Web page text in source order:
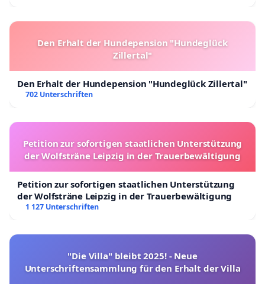
Den Erhalt der Hundepension "Hundeglück
Zillertal"
Den Erhalt der Hundepension "Hundeglück Zillertal"
702 Unterschriften
Petition zur sofortigen staatlichen Unterstützung
der Wolfsträne Leipzig in der Trauerbewältigung
Petition zur sofortigen staatlichen Unterstützung
der Wolfsträne Leipzig in der Trauerbewältigung
1 127 Unterschriften
"Die Villa" bleibt 2025! - Neue
Unterschriftensammlung für den Erhalt der Villa